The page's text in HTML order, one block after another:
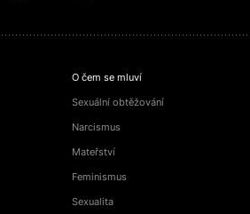
O čem se mluví
Sexuální obtěžování
Narcismus
Mateřství
Feminismus
Sexualita